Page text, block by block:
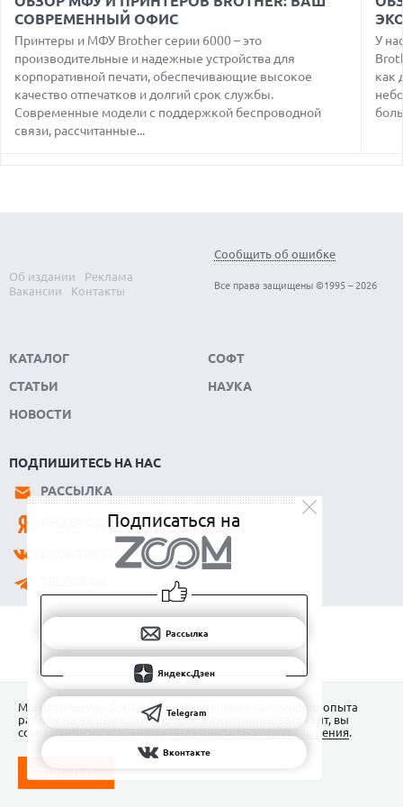
ОПЕРАТОРОМ ИНДУСТРИИ РОБОТАКСИ
HUAWEI ПРЕДСТАВИЛА ПЛАНШЕТ MATEPAD PRO 2026
ТОЛЩИНОЙ 4,7 ММ И 12" OLED МАТРИЦЕЙ
06.08.2026
TROUVER ПРЕДСТАВИЛ НОВЫЕ ТЕХНОЛОГИИ ВЛАЖНОЙ
УБОРКИ И ЛИНЕЙКУ ТЕХНИКИ 2026 ГОДА
06.08.2026
ФЕРМЕРЫ ИЗ КЕНТУККИ ОТВЕРГЛИ ПРЕДЛОЖЕНИЕ В 26
СОВРЕМЕННЫЙ ОФИС
Принтеры и МФУ Brother серии 6000 – это
производительные и надежные устройства для
корпоративной печати, обеспечивающие высокое
качество отпечатков и долгий срок службы.
Современные модели с поддержкой беспроводной
связи, рассчитанные...
У
как
Сообщить об ошибке
КАТАЛОГ
СТАТЬИ
СОФТ
ПОДПИШИТЕСЬ НА НАС
РАССЫЛКА
ЯНДЕКС.ДЗЕН
Подписаться на
Рассылка
Яндекс.Дзен
Telegram
Вконтакте
Мы используем Сookies для обеспечения наилучшего опыта
работы на нашем сайте. Продолжая использовать сайт, вы
соглашаетесь с условиямиПользовательского соглашения.
ПОНЯТНО